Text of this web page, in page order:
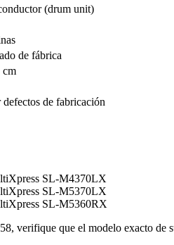
(drum unit)
de fábrica
cm
defectos de fabricación
SL-M4370LX
SL-M5370LX
SL-M5360RX
verifique que el modelo exacto de